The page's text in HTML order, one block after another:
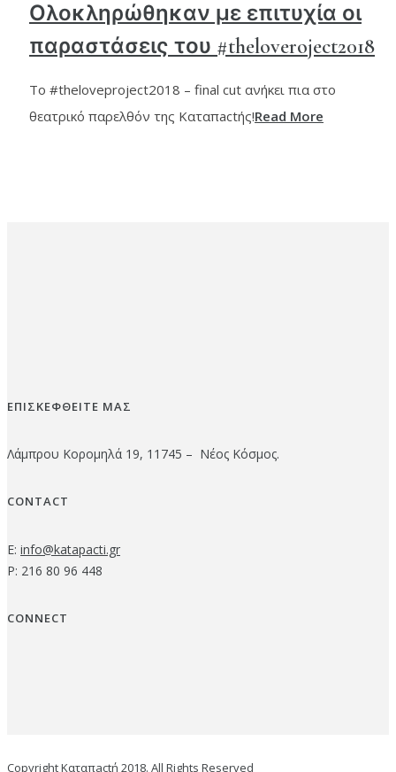
Ολοκληρώθηκαν με επιτυχία οι
παραστάσεις του #theloveroject2018
Το #theloveproject2018 – final cut ανήκει πια στο
θεατρικό παρελθόν της Καταπactής!Read More
ΕΠΙΣΚΕΦΘΕΙΤΕ ΜΑΣ
Λάμπρου Κορομηλά 19, 11745 – Νέος Κόσμος.
CONTACT
E: info@katapacti.gr
P: 216 80 96 448
CONNECT
Copyright Καταπactή 2018. All Rights Reserved